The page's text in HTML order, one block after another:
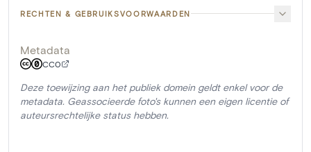
RECHTEN & GEBRUIKSVOORWAARDEN
Metadata
CC0
Deze toewijzing aan het publiek domein geldt enkel voor de
metadata. Geassocieerde foto's kunnen een eigen licentie of
auteursrechtelijke status hebben.